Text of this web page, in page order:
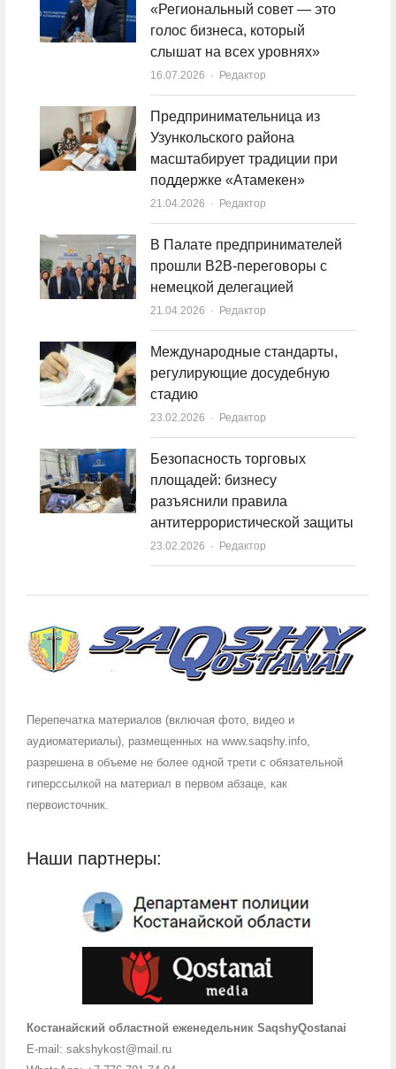
«Региональный совет — это
голос бизнеса, который
слышат на всех уровнях»
16.07.2026 Author
Редактор
Предпринимательница из
Узункольского района
масштабирует традиции при
поддержке «Атамекен»
21.04.2026 Author
Редактор
В Палате предпринимателей
прошли B2B-переговоры с
немецкой делегацией
21.04.2026 Author
Редактор
Международные стандарты,
регулирующие досудебную
стадию
23.02.2026 Author
Редактор
Безопасность торговых
площадей: бизнесу
разъяснили правила
антитеррористической защиты
23.02.2026 Author
Редактор
Перепечатка материалов (включая фото, видео и
аудиоматериалы), размещенных на www.saqshy.info,
разрешена в объеме не более одной трети с обязательной
гиперссылкой на материал в первом абзаце, как
первоисточник.
Наши партнеры:
Костанайский областной еженедельник SaqshyQostanai
E-mail: sakshykost@mail.ru